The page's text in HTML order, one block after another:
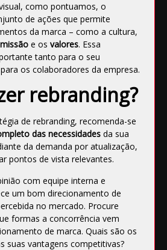
como pontuamos, o
de ações que permite
da marca – como a cultura,
missão e os valores. Essa
tanto para o seu
os colaboradores da empresa.
rebranding?
de rebranding, recomenda-se
das necessidades da sua
da demanda por atualização,
pontos de vista relevantes.
com equipe interna e
um bom direcionamento de
no mercado. Procure
formas a concorrência vem
de marca. Quais são os
suas vantagens competitivas?